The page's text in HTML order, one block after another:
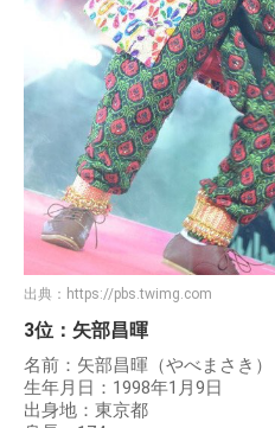
出典： https://pbs.twimg.com
3位：矢部昌暉
名前：矢部昌暉（やべまさき）
生年月日：1998年1月9日
出身地：東京都